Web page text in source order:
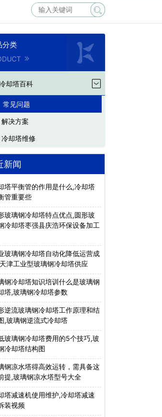
分类
却塔百科
常见问题
解决方案
冷却塔维修
新闻
塔平衡管的作用是什么,冷却塔
管重要些
玻璃钢冷却塔特点优点,圆形玻
冷却塔枣强县庆浩环保设备加工
玻璃钢冷却塔自动化降低运营成
津工业型玻璃钢冷却塔供应
钢冷却塔知识培训什么是玻璃钢
塔,玻璃钢冷却塔参数
逆流玻璃钢冷却塔工作原理和结
,玻璃钢逆流式冷却塔
玻璃钢冷却塔费用的5个技巧,玻
冷却塔结构图
钢凉水塔得高效运转，需具备这
提,玻璃钢凉水塔型号大全
塔减速机使用维护,冷却塔减速
装视频